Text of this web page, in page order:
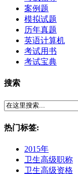
案例题
模拟试题
历年真题
英语计算机
考试用书
考试宝典
搜索
热门标签:
2015年
卫生高级职称
卫生高级资格